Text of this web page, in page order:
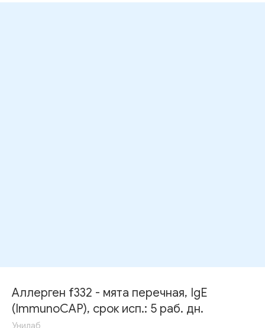
Аллерген f332 - мята перечная, IgE
(ImmunoCAP), срок исп.: 5 раб. дн.
Унилаб